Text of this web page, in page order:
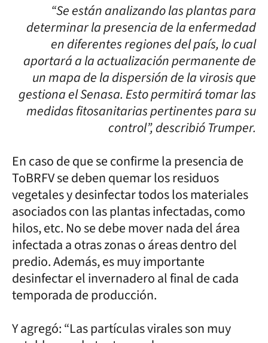
“Se están analizando las plantas para
determinar la presencia de la enfermedad
en diferentes regiones del país, lo cual
aportará a la actualización permanente de
un mapa de la dispersión de la virosis que
gestiona el Senasa. Esto permitirá tomar las
medidas fitosanitarias pertinentes para su
control”, describió Trumper.
En caso de que se confirme la presencia de
ToBRFV se deben quemar los residuos
vegetales y desinfectar todos los materiales
asociados con las plantas infectadas, como
hilos, etc. No se debe mover nada del área
infectada a otras zonas o áreas dentro del
predio. Además, es muy importante
desinfectar el invernadero al final de cada
temporada de producción.
Y agregó: “Las partículas virales son muy